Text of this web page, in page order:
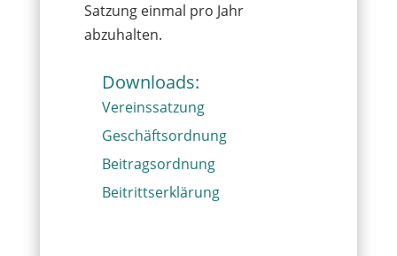
Satzung einmal pro Jahr
abzuhalten.
Downloads:
Vereinssatzung
Geschäftsordnung
Beitragsordnung
Beitrittserklärung